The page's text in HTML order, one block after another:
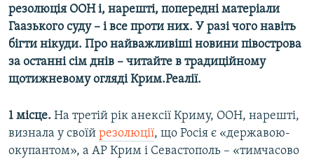
Усі сайти RFE/RL
резолюція ООН і, нарешті, попередні матеріали
Гаазького суду – і все проти них. У разі чого навіть
бігти нікуди. Про найважливіші новини півострова
за останні сім днів – читайте в традиційному
щотижневому огляді Крим.Реалії.
1 місце. На третій рік анексії Криму, ООН, нарешті,
визнала у своїй резолюції, що Росія є «державою-
окупантом», а АР Крим і Севастополь – «тимчасово